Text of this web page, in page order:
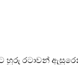
හුරු රටාවන්